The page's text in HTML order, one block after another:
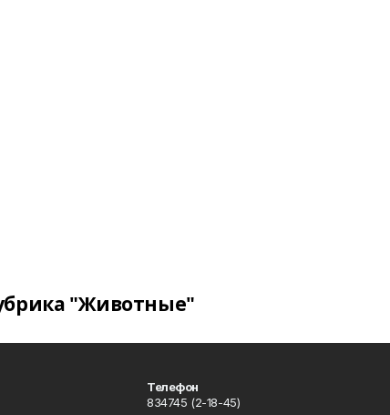
"Животные"
Телефон
834745 (2-18-45)